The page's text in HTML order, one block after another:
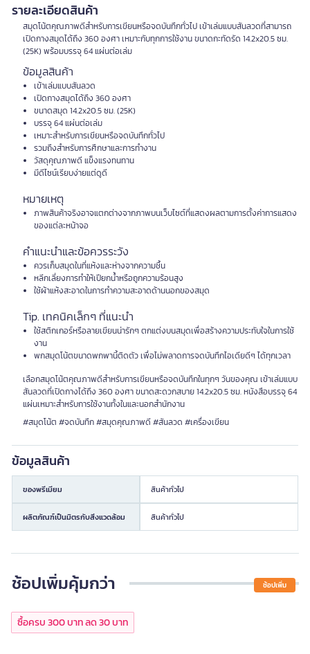
รายละเอียดสินค้า
สมุดโน้ตคุณภาพดีสำหรับการเขียนหรือจดบันทึกทั่วไป เข้าเล่มแบบสันลวดที่สามารถ
เปิดกางสมุดได้ถึง 360 องศา เหมาะกับทุกการใช้งาน ขนาดกะทัดรัด 14.2x20.5 ซม.
(25K) พร้อมบรรจุ 64 แผ่นต่อเล่ม
ข้อมูลสินค้า
เข้าเล่มแบบสันลวด
เปิดกางสมุดได้ถึง 360 องศา
ขนาดสมุด 14.2x20.5 ซม. (25K)
บรรจุ 64 แผ่นต่อเล่ม
เหมาะสำหรับการเขียนหรือจดบันทึกทั่วไป
รวมถึงสำหรับการศึกษาและการทำงาน
วัสดุคุณภาพดี แข็งแรงทนทาน
มีดีไซน์เรียบง่ายแต่ดูดี
หมายเหตุ
ภาพสินค้าจริงอาจแตกต่างจากภาพบนเว็บไซต์ที่แสดงผลตามการตั้งค่าการแสดง
ของแต่ละหน้าจอ
คำแนะนำและข้อควรระวัง
ควรเก็บสมุดในที่แห้งและห่างจากความชื้น
หลีกเลี่ยงการทำให้เปียกน้ำหรือถูกความร้อนสูง
ใช้ผ้าแห้งสะอาดในการทำความสะอาดด้านนอกของสมุด
Tip. เทคนิคเล็กๆ ที่แนะนำ
ใช้สติกเกอร์หรือลายเขียนน่ารักๆ ตกแต่งบนสมุดเพื่อสร้างความประทับใจในการใช้
งาน
พกสมุดโน้ตขนาดพกพานี้ติดตัว เพื่อไม่พลาดการจดบันทึกไอเดียดีๆ ได้ทุกเวลา
เลือกสมุดโน้ตคุณภาพดีสำหรับการเขียนหรือจดบันทึกในทุกๆ วันของคุณ เข้าเล่มแบบ
สันลวดที่เปิดกางได้ถึง 360 องศา ขนาดสะดวกสบาย 14.2x20.5 ซม. หนังสือบรรจุ 64
แผ่นเหมาะสำหรับการใช้งานทั้งในและนอกสำนักงาน
#สมุดโน้ต #จดบันทึก #สมุดคุณภาพดี #สันลวด #เครื่องเขียน
ข้อมูลสินค้า
ของพรีเมียม สินค้าทั่วไป
ผลิตภัณฑ์เป็นมิตรกับสิ่งแวดล้อม สินค้าทั่วไป
ช้อปเพิ่มคุ้มกว่า ช้อปเพิ่ม
ซื้อครบ 300 บาท ลด 30 บาท